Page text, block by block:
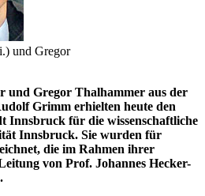
und Gregor
und Gregor Thalhammer aus der
Grimm erhielten heute den
Innsbruck für die wissenschaftliche
Innsbruck. Sie wurden für
die im Rahmen ihrer
von Prof. Johannes Hecker-